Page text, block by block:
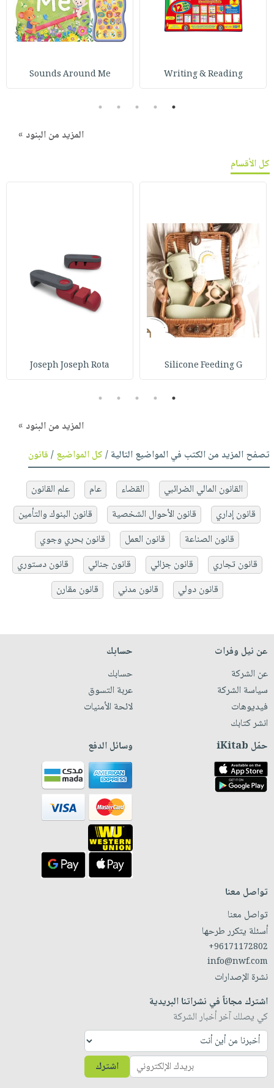
Writing & Reading
Sounds Around Me
1
2
3
4
5
المزيد من البنود »
كل الأقسام
Silicone Feeding G
Joseph Joseph Rota
1
2
3
4
5
المزيد من البنود »
تصفح المزيد من الكتب في المواضيع التالية /كل المواضيع/قانون
القانون المالي الضرائبي القضاء عام
علم القانون
قانون إداري
قانون الأحوال الشخصية
قانون البنوك والتأمين
قانون الصناعة
قانون العمل
قانون بحري وجوي
قانون تجاري
قانون جزائي قانون جنائي
قانون دستوري
قانون دولي
قانون مدني قانون مقارن
عن نيل وفرات
عن الشركة
سياسة الشركة
فيديوهات
انشر كتابك
حسابك
حسابك
عربة التسوق
لائحة الأمنيات
حمّل iKitab وسائل الدفع
تواصل معنا
تواصل معنا
أسئلة يتكرر طرحها
+96171172802
info@nwf.com
نشرة الإصدارات
اشترك مجاناً في نشراتنا البريدية
كي يصلك آخر أخبار الشركة
اشترك